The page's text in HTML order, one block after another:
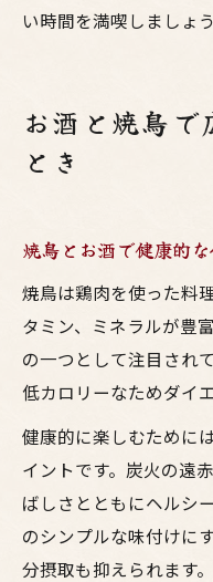
い時間を満喫しましょう
お酒と焼鳥で
とき
焼鳥とお酒で健康的
焼鳥は鶏肉を使った料
タミン、ミネラルが豊
の一つとして注目され
低カロリーなためダイ
健康的に楽しむために
イントです。炭火の遠
ばしさとともにヘルシ
のシンプルな味付けに
分摂取も抑えられます。